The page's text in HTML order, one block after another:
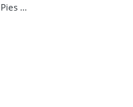
Czerwony pleciony brelok Pies Kundelek